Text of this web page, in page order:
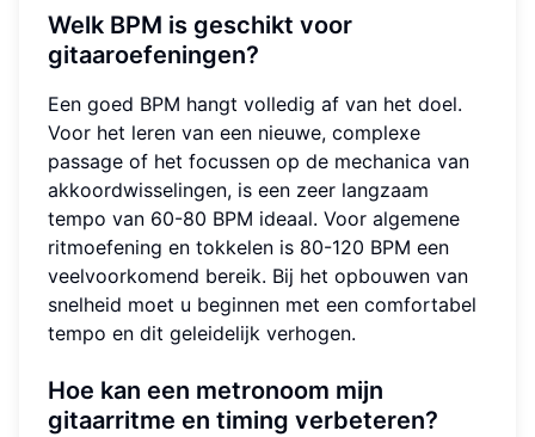
Welk BPM is geschikt voor
gitaaroefeningen?
Een goed BPM hangt volledig af van het doel.
Voor het leren van een nieuwe, complexe
passage of het focussen op de mechanica van
akkoordwisselingen, is een zeer langzaam
tempo van 60-80 BPM ideaal. Voor algemene
ritmoefening en tokkelen is 80-120 BPM een
veelvoorkomend bereik. Bij het opbouwen van
snelheid moet u beginnen met een comfortabel
tempo en dit geleidelijk verhogen.
Hoe kan een metronoom mijn
gitaarritme en timing verbeteren?